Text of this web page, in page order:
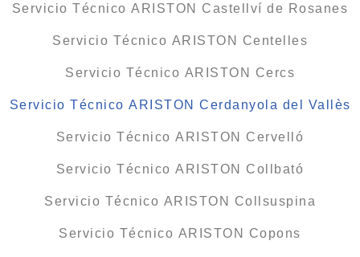
Servicio Técnico ARISTON Castellví de Rosanes
Servicio Técnico ARISTON Centelles
Servicio Técnico ARISTON Cercs
Servicio Técnico ARISTON Cerdanyola del Vallès
Servicio Técnico ARISTON Cervelló
Servicio Técnico ARISTON Collbató
Servicio Técnico ARISTON Collsuspina
Servicio Técnico ARISTON Copons